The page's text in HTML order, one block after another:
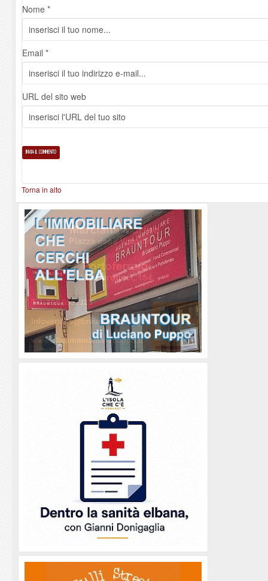
Nome *
Email *
URL del sito web
Torna in alto